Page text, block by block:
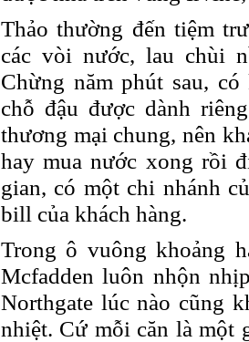
Thảo thường đến tiệm
các vòi nước, lau chùi
Chừng năm phút sau,
chỗ đậu được dành
thương mại chung, nên
hay mua nước xong rồi
gian, có một chi nhánh
bill của khách hàng.
Trong ô vuông khoảng
Mcfadden luôn nhộn
Northgate lúc nào cũng
nhiệt. Cứ mỗi căn là một